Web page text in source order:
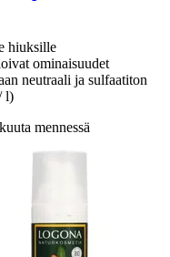
hiuksille
ominaisuudet
neutraali ja sulfaatiton
l)
mennessä